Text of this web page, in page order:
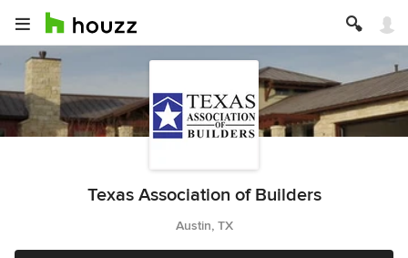
Texas Association of Builders
Austin, TX